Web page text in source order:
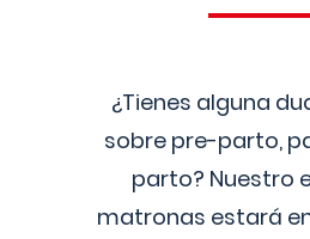
¿Tienes alguna
sobre pre-parto,
parto? Nuestro
matronas estará